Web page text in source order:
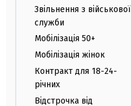
Звільнення з військової
служби
Мобілізація 50+
Мобілізація жінок
Контракт для 18-24-
річних
Відстрочка від